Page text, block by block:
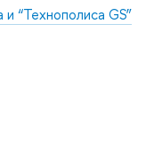
“Технополиса GS”